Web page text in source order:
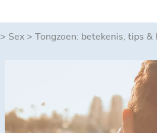
> Sex > Tongzoen: betekenis, tips